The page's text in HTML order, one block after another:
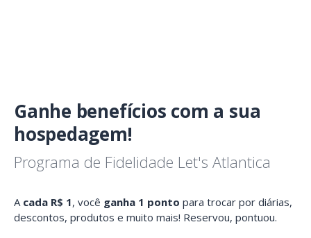
Ganhe benefícios com a sua
hospedagem!
Programa de Fidelidade Let's Atlantica
A cada R$ 1, você ganha 1 ponto para trocar por diárias,
descontos, produtos e muito mais! Reservou, pontuou.